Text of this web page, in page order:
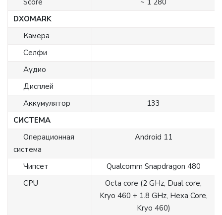
Score
~ 1 280
DXOMARK
Камера
Селфи
Аудио
Дисплей
Аккумулятор
133
СИСТЕМА
Операционная
система
Android 11
Чипсет
Qualcomm Snapdragon 480
CPU
Octa core (2 GHz, Dual core,
Kryo 460 + 1.8 GHz, Hexa Core,
Kryo 460)